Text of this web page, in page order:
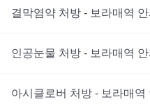
결막염약 처방 - 보라매역
인공눈물 처방 - 보라매역
아시클로버 처방 - 보라매역